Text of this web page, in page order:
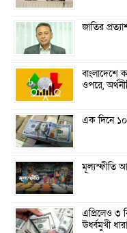
জাতির
বাংলাদেশে
ওপরে,
এক দিনে ১০
মূল্যস্ফীতি
এপ্রিলেও ৩
ঊর্ধ্বমুখী ধারা